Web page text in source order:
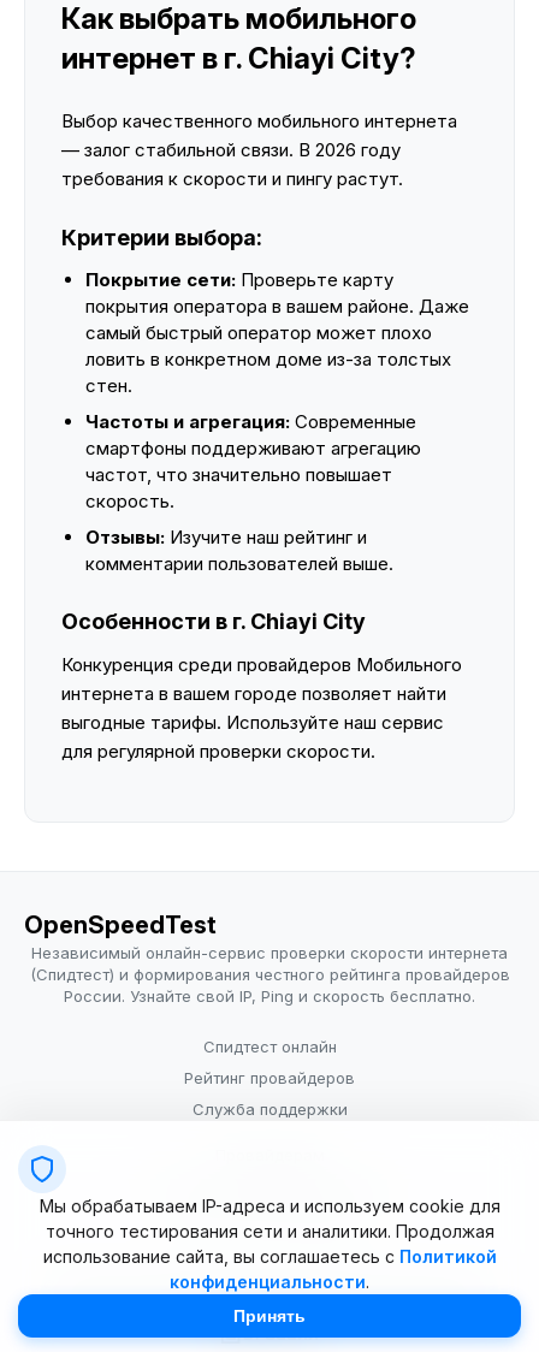
Как выбрать мобильного
интернет в г. Chiayi City?
Выбор качественного мобильного интернета
— залог стабильной связи. В 2026 году
требования к скорости и пингу растут.
Критерии выбора:
Покрытие сети: Проверьте карту
покрытия оператора в вашем районе. Даже
самый быстрый оператор может плохо
ловить в конкретном доме из-за толстых
стен.
Частоты и агрегация: Современные
смартфоны поддерживают агрегацию
частот, что значительно повышает
скорость.
Отзывы: Изучите наш рейтинг и
комментарии пользователей выше.
Особенности в г. Chiayi City
Конкуренция среди провайдеров Мобильного
интернета в вашем городе позволяет найти
выгодные тарифы. Используйте наш сервис
для регулярной проверки скорости.
OpenSpeedTest
Независимый онлайн-сервис проверки скорости интернета
(Спидтест) и формирования честного рейтинга провайдеров
России. Узнайте свой IP, Ping и скорость бесплатно.
Спидтест онлайн
Рейтинг провайдеров
Служба поддержки
Условия использования
© 2025–2026 OpenSpeedTest (ИП Долматова В.В.). Все права
Мы обрабатываем IP-адреса и используем cookie для
точного тестирования сети и аналитики. Продолжая
использование сайта, вы соглашаетесь с Политикой
конфиденциальности.
Принять